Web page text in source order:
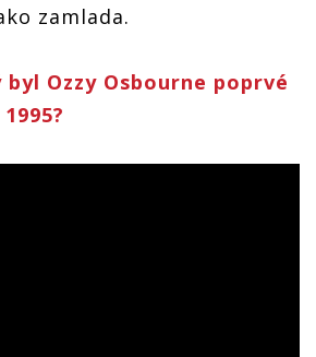
zamlada.
byl Ozzy Osbourne poprvé